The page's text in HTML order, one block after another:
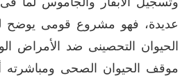
عديدة، فهو مشروع قومى يوضح
الحيوان التحصينى ضد الأمراض
موقف الحيوان الصحى ومباشرته